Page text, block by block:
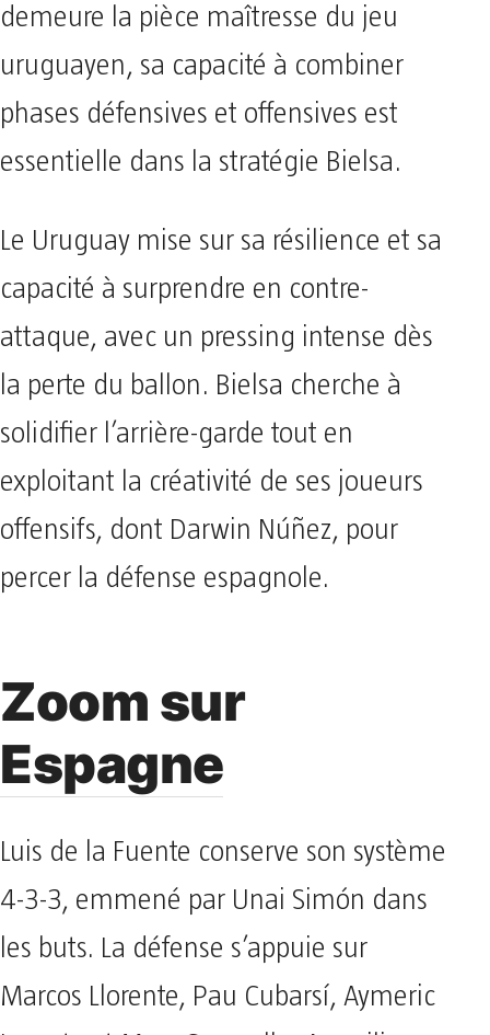
demeure la pièce maîtresse du jeu
uruguayen, sa capacité à combiner
phases défensives et offensives est
essentielle dans la stratégie Bielsa.
Le Uruguay mise sur sa résilience et sa
capacité à surprendre en contre-
attaque, avec un pressing intense dès
la perte du ballon. Bielsa cherche à
solidifier l’arrière-garde tout en
exploitant la créativité de ses joueurs
offensifs, dont Darwin Núñez, pour
percer la défense espagnole.
Zoom sur
Espagne
Luis de la Fuente conserve son système
4-3-3, emmené par Unai Simón dans
les buts. La défense s’appuie sur
Marcos Llorente, Pau Cubarsí, Aymeric